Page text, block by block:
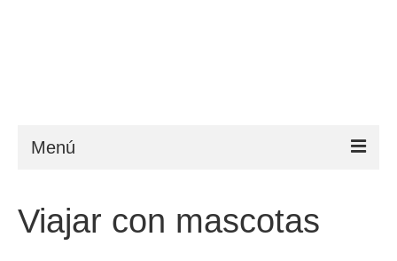
Menú
Requisitos
Viajar con mascotas